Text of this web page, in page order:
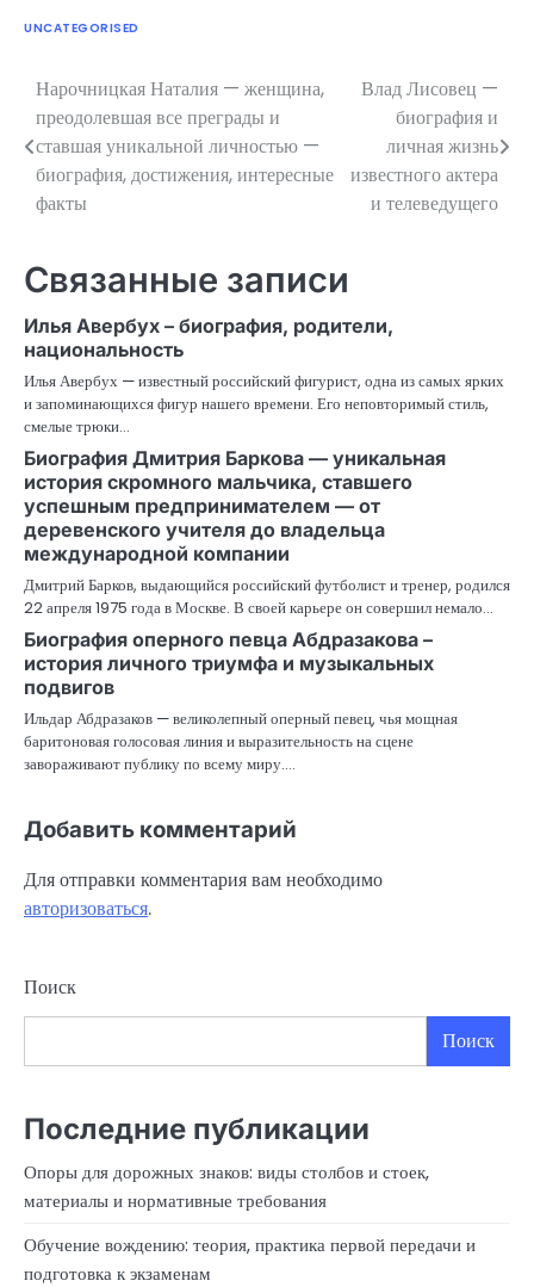
UNCATEGORISED
Навигация
по
записям
Нарочницкая Наталия — женщина,
преодолевшая все преграды и
ставшая уникальной личностью —
биография, достижения, интересные
факты
Влад Лисовец —
биография и
личная жизнь
известного актера
и телеведущего
Связанные записи
Илья Авербух – биография, родители,
национальность
Илья Авербух — известный российский фигурист, одна из самых ярких
и запоминающихся фигур нашего времени. Его неповторимый стиль,
смелые трюки…
Биография Дмитрия Баркова — уникальная
история скромного мальчика, ставшего
успешным предпринимателем — от
деревенского учителя до владельца
международной компании
Дмитрий Барков, выдающийся российский футболист и тренер, родился
22 апреля 1975 года в Москве. В своей карьере он совершил немало…
Биография оперного певца Абдразакова –
история личного триумфа и музыкальных
подвигов
Ильдар Абдразаков — великолепный оперный певец, чья мощная
баритоновая голосовая линия и выразительность на сцене
завораживают публику по всему миру.…
Добавить комментарий
Для отправки комментария вам необходимо
авторизоваться.
Поиск
Поиск
Последние публикации
Опоры для дорожных знаков: виды столбов и стоек,
материалы и нормативные требования
Обучение вождению: теория, практика первой передачи и
подготовка к экзаменам